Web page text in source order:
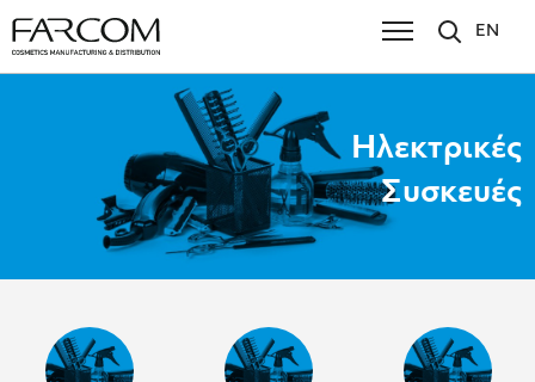
EN
Ηλεκτρικές
Συσκευές